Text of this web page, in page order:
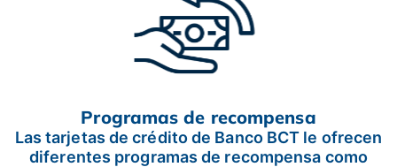
Programas de recompensa
Las tarjetas de crédito de Banco BCT le ofrecen
diferentes programas de recompensa como